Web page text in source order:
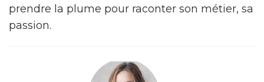
prendre la plume pour raconter son métier, sa
passion.